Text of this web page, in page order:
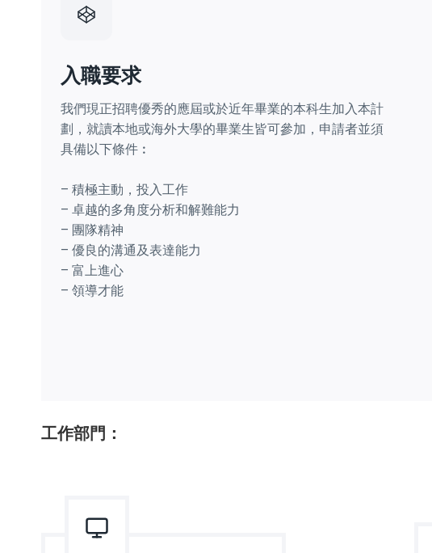
入職要求
我們現正招聘優秀的應屆或於近年畢業的本科生加入本計
劃，就讀本地或海外大學的畢業生皆可參加，申請者並須
具備以下條件︰
– 積極主動，投入工作
– 卓越的多角度分析和解難能力
– 團隊精神
– 優良的溝通及表達能力
– 富上進心
– 領導才能
工作部門：